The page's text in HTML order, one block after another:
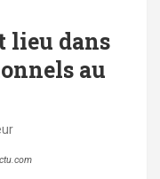
lieu dans
au